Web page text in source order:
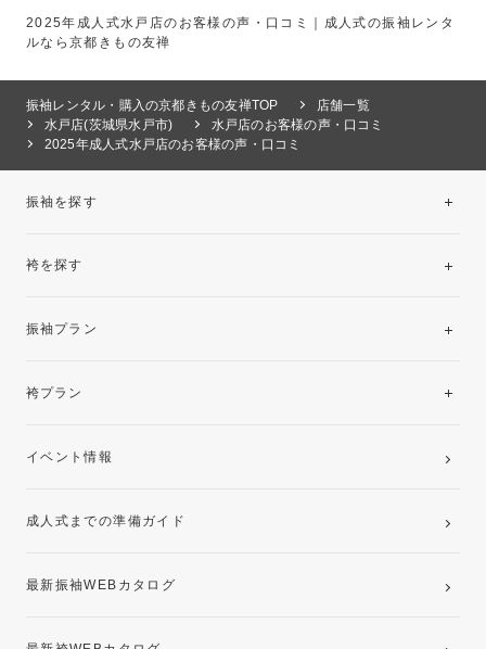
2025年成人式水戸店のお客様の声・口コミ｜成人式の振袖レンタ
ルなら京都きもの友禅
振袖レンタル・購入の京都きもの友禅TOP
店舗一覧
水戸店(茨城県水戸市)
水戸店のお客様の声・口コミ
2025年成人式水戸店のお客様の声・口コミ
振袖を探す
袴を探す
振袖プラン
レンタルプラン
袴プラン
卒業袴レンタルプラン
イベント情報
成人式までの準備ガイド
最新振袖WEBカタログ